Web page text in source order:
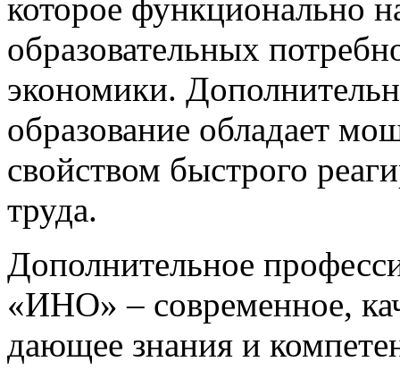
которое функционально
образовательных
экономики.
образование обладает
свойством быстрого
труда.
Дополнительное
«ИНО» – современное,
дающее знания и